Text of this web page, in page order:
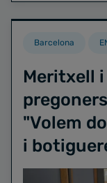
Barcelona
Meritxell
"Volem
i